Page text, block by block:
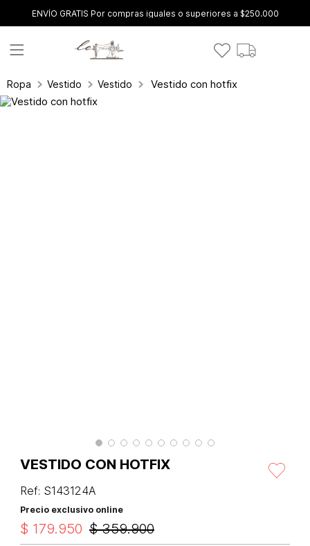
ENVÍO GRATIS Por compras iguales o superiores a $250.000
Ropa Vestidos Vestidos CortosVestido con hotfix
VESTIDO CON HOTFIX
Ref: S143124A
Precio exclusivo online
$ 359.900
$ 179.950